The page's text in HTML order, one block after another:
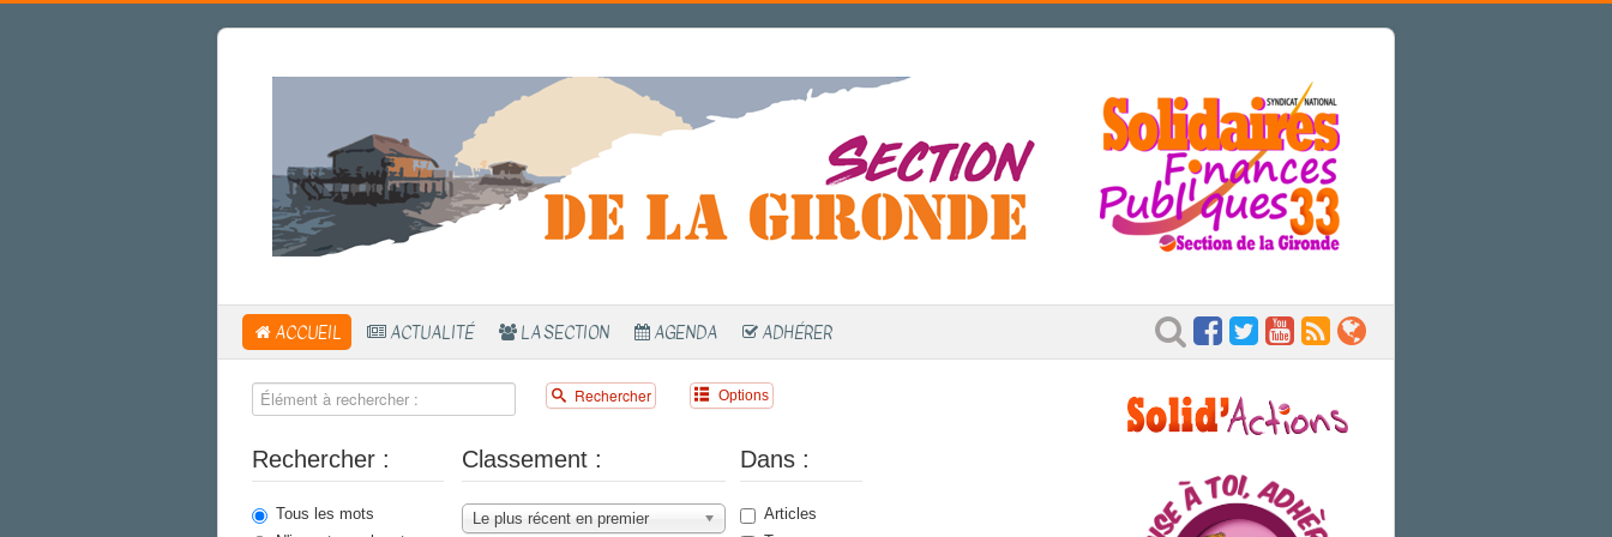
ACCUEIL ACTUALITÉ LA SECTION AGENDA ADHÉRER
Rechercher Options
Rechercher :
Tous les mots
Classement :
Le plus récent en premier
Dans :
Articles